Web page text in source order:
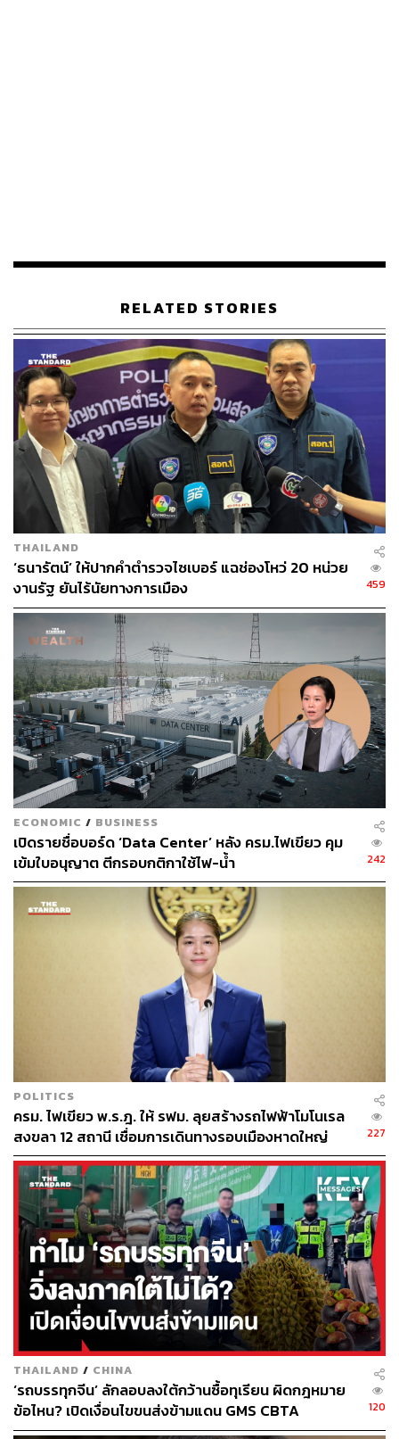
7. เปิดทางรถเช่าให้บริการผ่านแอป: กรมขนส่งทางบกได้
ศึกษาข้อดีข้อเสียแล้ว ส่งความเห็นไปยังรัฐมนตรีว่าการ
กระทรวงคมนาคมเพื่อพิจารณาเห็นชอบในหลักการและออก
กฎกระทรวงต่อไป
8. ขยายเวลาบังคับใช้กฎหมาย เพื่อให้ไรเดอร์ยังมีรายได้
ระหว่างดำเนินการจดทะเบียน ตั้งแต่วันนี้ถึง 28 กุมภาพันธ์
ทั้งนี้ กระทรวงดีอีเอส ประสานแพลตฟอร์มผู้ให้บริการมอบ
เงินสนับสนุนพิเศษเพื่อเป็นกำลังใจในช่วงเปลี่ยนผ่าน โดยมี
Grab และ LINE MAN ให้การตอบรับและพร้อมสนับสนุนเงิน
พิเศษ ซึ่งผู้ขับขี่จะได้รับเงินสนับสนุน ตั้งแต่ 5,000 – 20,000
บาทต่อคน
นอกจากนี้ยังมีแนวทางในการเพิ่มความเข้มงวดในการกำกับ
ดูแลแพลตฟอร์มผู้ให้บริการ หากพบผู้ให้บริการรายใดไม่
ปฏิบัติตามกฎหมาย หรือปล่อยปละละเลยให้รถที่ผิดกฎหมาย
และไม่ได้จดทะเบียนเป็นรถสาธารณะมาวิ่งให้บริการ
กระทรวงดีอีพร้อมดำเนินการทันที
RELATED STORIES
THAILAND
‘ธนารัตน์’ ให้ปากคำตำรวจไซเบอร์ แฉช่องโหว่ 20 หน่วย
งานรัฐ ยันไร้นัยทางการเมือง
459
ECONOMIC / BUSINESS
เปิดรายชื่อบอร์ด ‘Data Center’ หลัง ครม.ไฟเขียว คุม
เข้มใบอนุญาต ตีกรอบกติกาใช้ไฟ-น้ำ
242
POLITICS
ครม. ไฟเขียว พ.ร.ฎ. ให้ รฟม. ลุยสร้างรถไฟฟ้าโมโนเรล
สงขลา 12 สถานี เชื่อมการเดินทางรอบเมืองหาดใหญ่
227
THAILAND / CHINA
‘รถบรรทุกจีน’ ลักลอบลงใต้กว้านซื้อทุเรียน ผิดกฎหมาย
ข้อไหน? เปิดเงื่อนไขขนส่งข้ามแดน GMS CBTA
120